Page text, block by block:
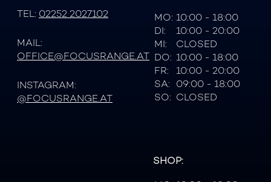
TEL: 02252 2027102
MAIL:
OFFICE@FOCUSRANGE.AT
INSTAGRAM:
@FOCUSRANGE.AT
MO: 10:00 - 18:00
DI:
10:00 - 20:00
MI:
CLOSED
DO: 10:00 - 18:00
FR:
10:00 - 20:00
SA: 09:00 - 18:00
SO: CLOSED
SHOP: